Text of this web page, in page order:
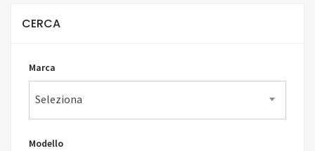
CERCA
Marca
Seleziona
Modello